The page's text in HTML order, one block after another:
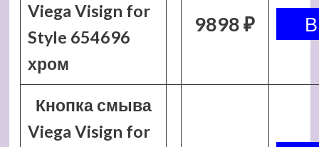
Viega Visign for
Style 654696
хром
9898 ₽
Кнопка смыва
Viega Visign for